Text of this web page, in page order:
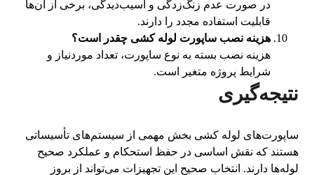
در صورت عدم زنگ‌زدگی و آسیب‌دیدگی، برخی از آن‌ها
قابلیت استفاده مجدد را دارند.
هزینه نصب ساپورت لوله کشی چقدر است؟
هزینه نصب بسته به نوع ساپورت، تعداد موردنیاز و
شرایط پروژه متغیر است.
نتیجه‌گیری
ساپورت‌های لوله کشی بخش مهمی از سیستم‌های تأسیساتی
هستند که نقش اساسی در حفظ استحکام و عملکرد صحیح
لوله‌ها دارند. انتخاب صحیح این تجهیزات می‌تواند از بروز